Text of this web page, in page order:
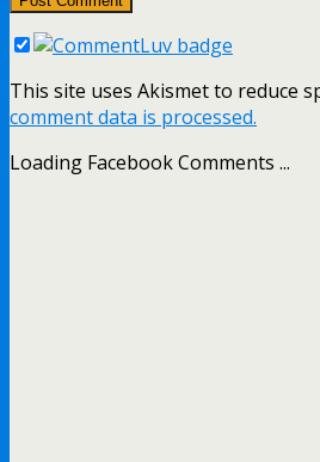
This site uses Akismet to reduce
comment data is processed.
Loading Facebook Comments ...